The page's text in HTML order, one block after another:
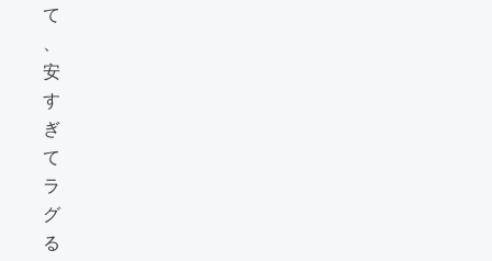
て
安
す
ぎ
て
ラ
グ
る